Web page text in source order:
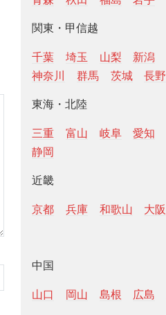
関東・甲信越
千葉 埼玉 山梨 新潟
神奈川
群馬 茨城 長野
東海・北陸
三重 富山 岐阜 愛知
静岡
近畿
京都 兵庫 和歌山 大阪
中国
山口 岡山 島根 広島